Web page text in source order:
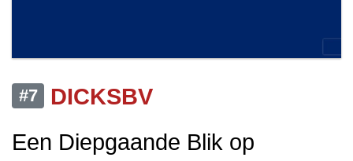
#7
DICKSBV
Een Diepgaande Blik op